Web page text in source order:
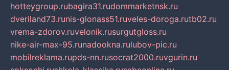
hotteygroup.rubagira31.rudommarketnsk.ru
dveriland73.runis-glonass51.ruveles-doroga.rutb02.ru
vrema-zdorov.ruvelonik.rusurgutgloss.ru
nike-air-max-95.runadookna.rulubov-pic.ru
mobilreklama.rupds-nn.rusocrat2000.ruvgurin.ru